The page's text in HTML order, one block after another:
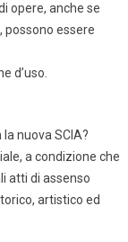
opere, anche se
possono essere
d’uso.
nuova SCIA?
a condizione che
atti di assenso
artistico ed